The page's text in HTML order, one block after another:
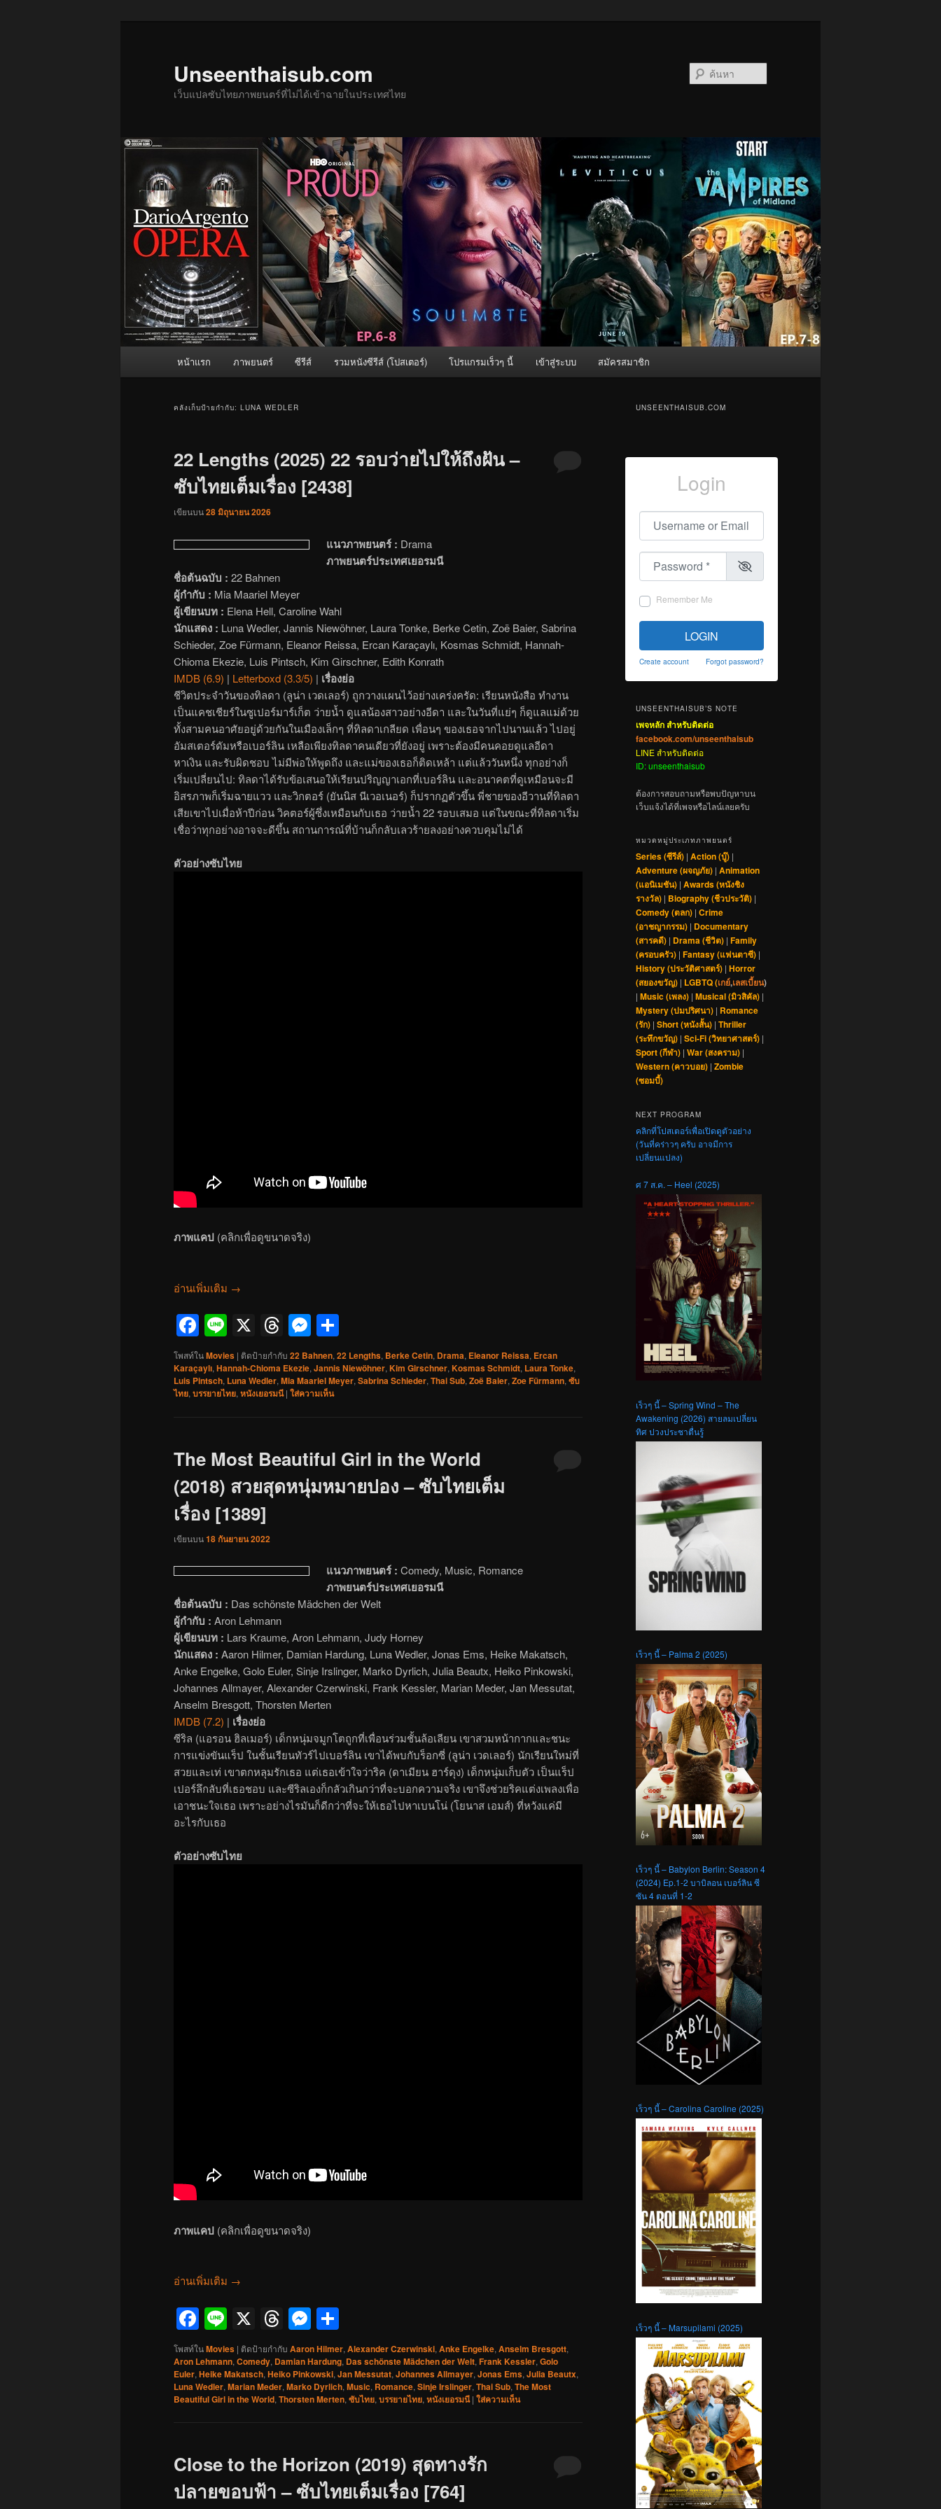
Unseenthaisub.com
เว็บแปลซับไทยภาพยนตร์ที่ไม่ได้เข้าฉายในประเทศไทย
หน้าแรก ภาพยนตร์ ซีรีส์ รวมหนังซีรีส์ (โปสเตอร์) โปรแกรมเร็วๆ นี้ เข้าสู่ระบบ สมัครสมาชิก
คลังเก็บป้ายกำกับ: LUNA WEDLER
22 Lengths (2025) 22 รอบว่ายไปให้ถึงฝัน –
ซับไทยเต็มเรื่อง [2438]
เขียนบน28 มิถุนายน 2026
แนวภาพยนตร์ : Drama
ภาพยนตร์ประเทศเยอรมนี
ชื่อต้นฉบับ : 22 Bahnen
ผู้กำกับ : Mia Maariel Meyer
ผู้เขียนบท : Elena Hell, Caroline Wahl
นักแสดง : Luna Wedler, Jannis Niewöhner, Laura Tonke, Berke Cetin, Zoë Baier, Sabrina
Schieder, Zoe Fürmann, Eleanor Reissa, Ercan Karaçaylı, Kosmas Schmidt, Hannah-
Chioma Ekezie, Luis Pintsch, Kim Girschner, Edith Konrath
IMDB (6.9) | Letterboxd (3.3/5) | เรื่องย่อ
ชีวิตประจำวันของทิลดา (ลูน่า เวดเลอร์) ถูกวางแผนไว้อย่างเคร่งครัด: เรียนหนังสือ ทำงาน
เป็นแคชเชียร์ในซูเปอร์มาร์เก็ต ว่ายน้ำ ดูแลน้องสาวอย่างอีดา และในวันที่แย่ๆ ก็ดูแลแม่ด้วย
ทั้งสามคนอาศัยอยู่ด้วยกันในเมืองเล็กๆ ที่ทิลดาเกลียด เพื่อนๆ ของเธอจากไปนานแล้ว ไปอยู่
อัมสเตอร์ดัมหรือเบอร์ลิน เหลือเพียงทิลดาคนเดียวที่ยังอยู่ เพราะต้องมีคนคอยดูแลอีดา
หาเงิน และรับผิดชอบ ไม่มีพ่อให้พูดถึง และแม่ของเธอก็ติดเหล้า แต่แล้ววันหนึ่ง ทุกอย่างก็
เริ่มเปลี่ยนไป: ทิลดาได้รับข้อเสนอให้เรียนปริญญาเอกที่เบอร์ลิน และอนาคตที่ดูเหมือนจะมี
อิสรภาพก็เริ่มฉายแวว และวิกตอร์ (ยันนิส นีเวอเนอร์) ก็ปรากฏตัวขึ้น พี่ชายของอีวานที่ทิลดา
เสียเขาไปเมื่อห้าปีก่อน วิคตอร์ผู้ซึ่งเหมือนกับเธอ ว่ายน้ำ 22 รอบเสมอ แต่ในขณะที่ทิลดาเริ่ม
เชื่อว่าทุกอย่างอาจจะดีขึ้น สถานการณ์ที่บ้านก็กลับเลวร้ายลงอย่างควบคุมไม่ได้
ตัวอย่างซับไทย
ภาพแคป (คลิกเพื่อดูขนาดจริง)
อ่านเพิ่มเติม →
Facebook
Line
X Threads
Messenger
โพสท์ในMovies | ติดป้ายกำกับ 22 Bahnen, 22 Lengths, Berke Cetin, Drama, Eleanor Reissa, Ercan
Karaçaylı, Hannah-Chioma Ekezie, Jannis Niewöhner, Kim Girschner, Kosmas Schmidt, Laura Tonke,
Luis Pintsch, Luna Wedler, Mia Maariel Meyer, Sabrina Schieder, Thai Sub, Zoë Baier, Zoe Fürmann, ซับ
ไทย, บรรยายไทย, หนังเยอรมนี | ใส่ความเห็น
The Most Beautiful Girl in the World
(2018) สวยสุดหนุ่มหมายปอง – ซับไทยเต็ม
เรื่อง [1389]
เขียนบน18 กันยายน 2022
แนวภาพยนตร์ : Comedy, Music, Romance
ภาพยนตร์ประเทศเยอรมนี
ชื่อต้นฉบับ : Das schönste Mädchen der Welt
ผู้กำกับ : Aron Lehmann
ผู้เขียนบท : Lars Kraume, Aron Lehmann, Judy Horney
นักแสดง : Aaron Hilmer, Damian Hardung, Luna Wedler, Jonas Ems, Heike Makatsch,
Anke Engelke, Golo Euler, Sinje Irslinger, Marko Dyrlich, Julia Beautx, Heiko Pinkowski,
Johannes Allmayer, Alexander Czerwinski, Frank Kessler, Marian Meder, Jan Messutat,
Anselm Bresgott, Thorsten Merten
IMDB (7.2) | เรื่องย่อ
ซีริล (แอรอน ฮิลเมอร์) เด็กหนุ่มจมูกโตถูกที่เพื่อนร่วมชั้นล้อเลียน เขาสวมหน้ากากและชนะ
การแข่งขันแร็ป ในชั้นเรียนทัวร์ไปเบอร์ลิน เขาได้พบกับร็อกซี่ (ลูน่า เวดเลอร์) นักเรียนใหม่ที่
สวยและเท่ เขาตกหลุมรักเธอ แต่เธอเข้าใจว่าริค (ดาเมียน ฮาร์ดุง) เด็กหนุ่มเก็บตัว เป็นแร็ป
เปอร์ลึกลับที่เธอชอบ และซีริลเองก็กลัวเกินกว่าที่จะบอกความจริง เขาจึงช่วยริคแต่งเพลงเพื่อ
เอาชนะใจเธอ เพราะอย่างไรมันก็ดีกว่าที่จะให้เธอไปหาเบนโน่ (โยนาส เอมส์) ที่หวังแค่มี
อะไรกับเธอ
ตัวอย่างซับไทย
ภาพแคป (คลิกเพื่อดูขนาดจริง)
อ่านเพิ่มเติม →
Facebook
Line
X Threads
Messenger
โพสท์ในMovies | ติดป้ายกำกับ Aaron Hilmer, Alexander Czerwinski, Anke Engelke, Anselm Bresgott,
Aron Lehmann, Comedy, Damian Hardung, Das schönste Mädchen der Welt, Frank Kessler, Golo
Euler, Heike Makatsch, Heiko Pinkowski, Jan Messutat, Johannes Allmayer, Jonas Ems, Julia Beautx,
Luna Wedler, Marian Meder, Marko Dyrlich, Music, Romance, Sinje Irslinger, Thai Sub, The Most
Beautiful Girl in the World, Thorsten Merten, ซับไทย, บรรยายไทย, หนังเยอรมนี | ใส่ความเห็น
Close to the Horizon (2019) สุดทางรัก
ปลายขอบฟ้า – ซับไทยเต็มเรื่อง [764]
UNSEENTHAISUB.COM
Login
Username or Email
Password
Remember Me
LOGIN
Create account Forgot password?
UNSEENTHAISUB’S NOTE
เพจหลัก สำหรับติดต่อ
facebook.com/unseenthaisub
LINE สำหรับติดต่อ
ID: unseenthaisub
ต้องการสอบถามหรือพบปัญหาบน
เว็บแจ้งได้ที่เพจหรือไลน์เลยครับ
หมวดหมู่ประเภทภาพยนตร์
Series (ซีรีส์) | Action (บู๊) |
Adventure (ผจญภัย) | Animation
(แอนิเมชัน) | Awards (หนังชิง
รางวัล) | Biography (ชีวประวัติ) |
Comedy (ตลก) | Crime
(อาชญากรรม) | Documentary
(สารคดี) | Drama (ชีวิต) | Family
(ครอบครัว) | Fantasy (แฟนตาซี) |
History (ประวัติศาสตร์) | Horror
(สยองขวัญ) | LGBTQ (เกย์,เลสเบี้ยน)
| Music (เพลง) | Musical (มิวสิคัล) |
Mystery (ปมปริศนา) | Romance
(รัก) | Short (หนังสั้น) | Thriller
(ระทึกขวัญ) | Sci-Fi (วิทยาศาสตร์) |
Sport (กีฬา) | War (สงคราม) |
Western (คาวบอย) | Zombie
(ซอมบี้)
NEXT PROGRAM
คลิกที่โปสเตอร์เพื่อเปิดดูตัวอย่าง
(วันที่คร่าวๆ ครับ อาจมีการ
เปลี่ยนแปลง)
ศ 7 ส.ค. – Heel (2025)
เร็วๆ นี้ – Spring Wind – The
Awakening (2026) สายลมเปลี่ยน
ทิศ ปวงประชาตื่นรู้
เร็วๆ นี้ – Palma 2 (2025)
เร็วๆ นี้ – Babylon Berlin: Season 4
(2024) Ep.1-2 บาบิลอน เบอร์ลิน ซี
ซัน 4 ตอนที่ 1-2
เร็วๆ นี้ – Carolina Caroline (2025)
เร็วๆ นี้ – Marsupilami (2025)